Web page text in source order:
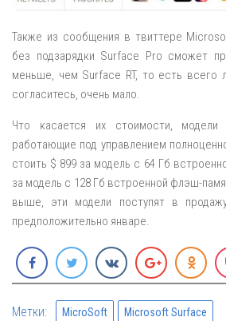
Также из сообщения в твиттере
без подзарядки Surface Pro сможет
меньше, чем Surface RT, то есть всего
согласитесь, очень мало.
Что касается их стоимости,
работающие под управлением
стоить $ 899 за модель с 64 Гб
за модель с 128 Гб встроенной флэш-
выше, эти модели поступят в
предположительно январе.
Метки: MicroSoft Microsoft Surface